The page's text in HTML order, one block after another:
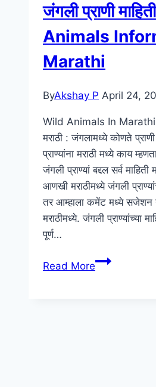
[PDF]
Post
Office
Exam
In
जंगली प्राणी
Animals
Marathi
ByAkshay P April 24,
Wild Animals In Marathi :
मराठी : जंगलामध्ये कोणते
प्राण्यांना मराठी मध्ये काय
जंगली प्राण्यां बद्दल सर्व
आणखी मराठीमध्ये जंगली
तर आम्हाला कमेंट मध्ये सजेशन
मराठीमध्ये. जंगली प्राण्यांच्या
पूर्ण…
Read Moreजंगली